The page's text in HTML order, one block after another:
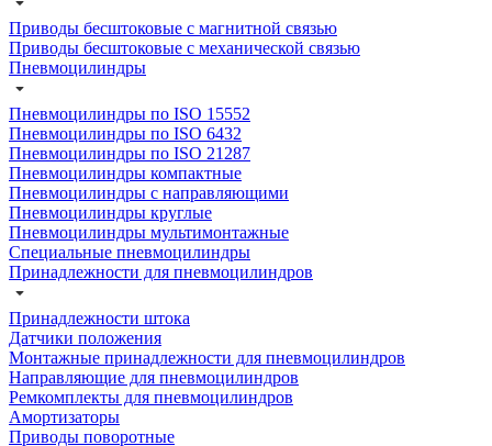
Приводы бесштоковые с магнитной связью
Приводы бесштоковые с механической связью
Пневмоцилиндры
Пневмоцилиндры по ISO 15552
Пневмоцилиндры по ISO 6432
Пневмоцилиндры по ISO 21287
Пневмоцилиндры компактные
Пневмоцилиндры с направляющими
Пневмоцилиндры круглые
Пневмоцилиндры мультимонтажные
Специальные пневмоцилиндры
Принадлежности для пневмоцилиндров
Принадлежности штока
Датчики положения
Монтажные принадлежности для пневмоцилиндров
Направляющие для пневмоцилиндров
Ремкомплекты для пневмоцилиндров
Амортизаторы
Приводы поворотные